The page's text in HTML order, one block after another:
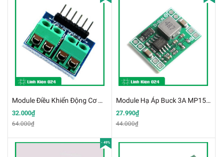
Module Điều Khiển Động Cơ HG7881 800MA 2.5-12VDC (K4C9)
32.000₫
64.000₫
Module Hạ Áp Buck 3A MP1584EN Mini (K2D4-1)
27.990₫
44.000₫
- 49%